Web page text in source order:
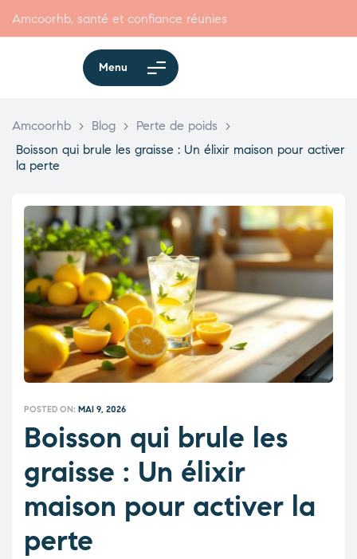
Amcoorhb, santé et confiance réunies
Menu
Amcoorhb > Blog > Perte de poids
>
Boisson qui brule les graisse : Un élixir maison pour activer
la perte
POSTED ON: MAI 9, 2026
Boisson qui brule les
graisse : Un élixir
maison pour activer la
perte